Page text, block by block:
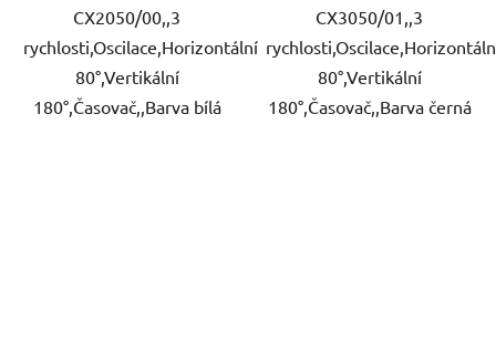
CX2050/00,,3
rychlosti,Oscilace,Horizontální
80°,Vertikální
180°,Časovač,,Barva bílá
CX3050/01,,3
80°,Vertikální
180°,Časovač,,Barva černá